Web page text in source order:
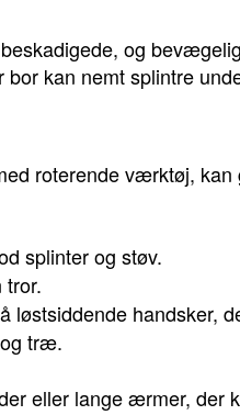
og
kan nemt splintre
roterende værktøj,
splinter og støv.
tror.
løstsiddende handsker,
træ.
eller lange ærmer, der